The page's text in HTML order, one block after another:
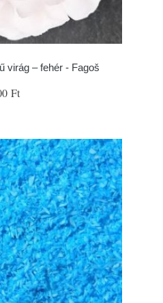
virág – fehér - Fagoš
Ft